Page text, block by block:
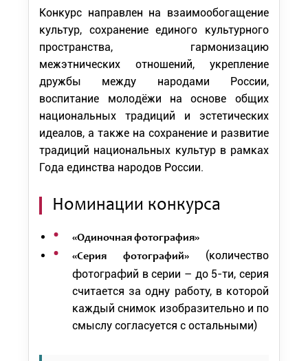
Конкурс направлен на взаимообогащение
культур, сохранение единого культурного
пространства, гармонизацию
межэтнических отношений, укрепление
дружбы между народами России,
воспитание молодёжи на основе общих
национальных традиций и эстетических
идеалов, а также на сохранение и развитие
традиций национальных культур в рамках
Года единства народов России.
Номинации конкурса
«Одиночная фотография»
«Серия фотографий»(количество
фотографий в серии – до 5-ти, серия
считается за одну работу, в которой
каждый снимок изобразительно и по
смыслу согласуется с остальными)